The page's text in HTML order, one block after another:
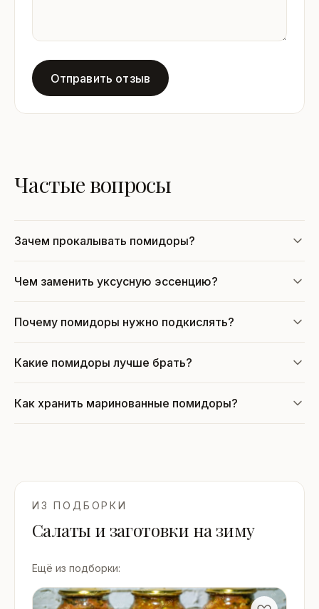
Отправить отзыв
Частые вопросы
Зачем прокалывать помидоры?
Чем заменить уксусную эссенцию?
Почему помидоры нужно подкислять?
Какие помидоры лучше брать?
Как хранить маринованные помидоры?
ИЗ ПОДБОРКИ
Салаты и заготовки на зиму
Ещё из подборки: